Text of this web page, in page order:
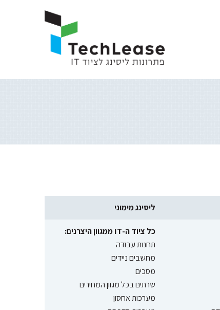
ליסינג מימוני
כל ציוד ה-IT ממגוון היצרנים:
תחנות עבודה
מחשבים ניידים
מסכים
שרתים בכל מגוון המחירים
מערכות אחסון